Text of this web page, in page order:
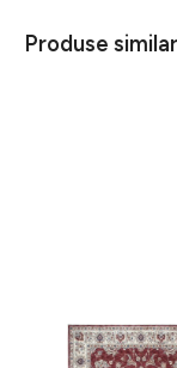
Produse
Covor rezistent